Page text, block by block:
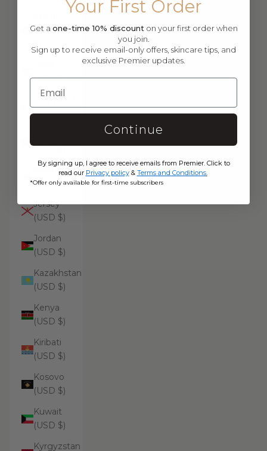
Man (USD
$)
(USD $)
Italy (USD
$)
(USD $)
Japan
(USD $)
Jersey
(USD $)
Jordan
(USD $)
Kazakhstan
(USD $)
Kenya
(USD $)
Kiribati
(USD $)
Kosovo
(USD $)
Kuwait
(USD $)
Kyrgyzstan
Your First Order
Get a one-time 10% discount on your first order when
you join.
Sign up to receive email-only offers, skincare tips, and
exclusive Premier updates.
Continue
By signing up, I agree to receive emails from Premier. Click to
read our Privacy policy& Terms and Conditions.
*Offer only available for first-time subscribers